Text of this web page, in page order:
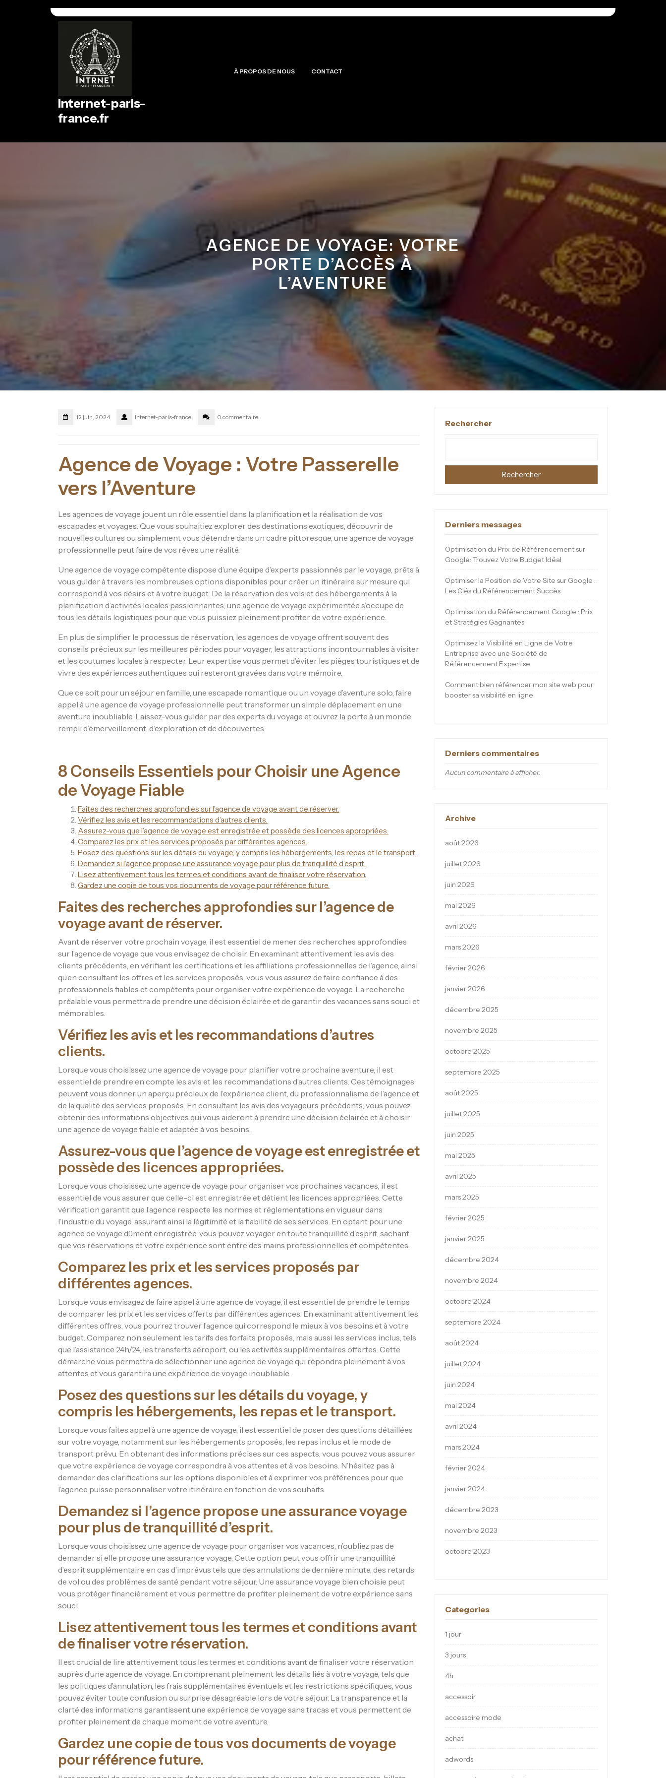
internet-paris-
france.fr
À PROPOS DE NOUS CONTACT
AGENCE DE VOYAGE: VOTRE
PORTE D’ACCÈS À
L’AVENTURE
12 juin, 2024 internet-paris-france 0 commentaire
Agence de Voyage : Votre Passerelle
vers l’Aventure
Les agences de voyage jouent un rôle essentiel dans la planification et la réalisation de vos
escapades et voyages. Que vous souhaitiez explorer des destinations exotiques, découvrir de
nouvelles cultures ou simplement vous détendre dans un cadre pittoresque, une agence de voyage
professionnelle peut faire de vos rêves une réalité.
Une agence de voyage compétente dispose d’une équipe d’experts passionnés par le voyage, prêts à
vous guider à travers les nombreuses options disponibles pour créer un itinéraire sur mesure qui
correspond à vos désirs et à votre budget. De la réservation des vols et des hébergements à la
planification d’activités locales passionnantes, une agence de voyage expérimentée s’occupe de
tous les détails logistiques pour que vous puissiez pleinement profiter de votre expérience.
En plus de simplifier le processus de réservation, les agences de voyage offrent souvent des
conseils précieux sur les meilleures périodes pour voyager, les attractions incontournables à visiter
et les coutumes locales à respecter. Leur expertise vous permet d’éviter les pièges touristiques et de
vivre des expériences authentiques qui resteront gravées dans votre mémoire.
Que ce soit pour un séjour en famille, une escapade romantique ou un voyage d’aventure solo, faire
appel à une agence de voyage professionnelle peut transformer un simple déplacement en une
aventure inoubliable. Laissez-vous guider par des experts du voyage et ouvrez la porte à un monde
rempli d’émerveillement, d’exploration et de découvertes.
8 Conseils Essentiels pour Choisir une Agence
de Voyage Fiable
Faites des recherches approfondies sur l’agence de voyage avant de réserver.
Vérifiez les avis et les recommandations d’autres clients.
Assurez-vous que l’agence de voyage est enregistrée et possède des licences appropriées.
Comparez les prix et les services proposés par différentes agences.
Posez des questions sur les détails du voyage, y compris les hébergements, les repas et le transport.
Demandez si l’agence propose une assurance voyage pour plus de tranquillité d’esprit.
Lisez attentivement tous les termes et conditions avant de finaliser votre réservation.
Gardez une copie de tous vos documents de voyage pour référence future.
Faites des recherches approfondies sur l’agence de
voyage avant de réserver.
Avant de réserver votre prochain voyage, il est essentiel de mener des recherches approfondies
sur l’agence de voyage que vous envisagez de choisir. En examinant attentivement les avis des
clients précédents, en vérifiant les certifications et les affiliations professionnelles de l’agence, ainsi
qu’en consultant les offres et les services proposés, vous vous assurez de faire confiance à des
professionnels fiables et compétents pour organiser votre expérience de voyage. La recherche
préalable vous permettra de prendre une décision éclairée et de garantir des vacances sans souci et
mémorables.
Vérifiez les avis et les recommandations d’autres
clients.
Lorsque vous choisissez une agence de voyage pour planifier votre prochaine aventure, il est
essentiel de prendre en compte les avis et les recommandations d’autres clients. Ces témoignages
peuvent vous donner un aperçu précieux de l’expérience client, du professionnalisme de l’agence et
de la qualité des services proposés. En consultant les avis des voyageurs précédents, vous pouvez
obtenir des informations objectives qui vous aideront à prendre une décision éclairée et à choisir
une agence de voyage fiable et adaptée à vos besoins.
Assurez-vous que l’agence de voyage est enregistrée et
possède des licences appropriées.
Lorsque vous choisissez une agence de voyage pour organiser vos prochaines vacances, il est
essentiel de vous assurer que celle-ci est enregistrée et détient les licences appropriées. Cette
vérification garantit que l’agence respecte les normes et réglementations en vigueur dans
l’industrie du voyage, assurant ainsi la légitimité et la fiabilité de ses services. En optant pour une
agence de voyage dûment enregistrée, vous pouvez voyager en toute tranquillité d’esprit, sachant
que vos réservations et votre expérience sont entre des mains professionnelles et compétentes.
Comparez les prix et les services proposés par
différentes agences.
Lorsque vous envisagez de faire appel à une agence de voyage, il est essentiel de prendre le temps
de comparer les prix et les services offerts par différentes agences. En examinant attentivement les
différentes offres, vous pourrez trouver l’agence qui correspond le mieux à vos besoins et à votre
budget. Comparez non seulement les tarifs des forfaits proposés, mais aussi les services inclus, tels
que l’assistance 24h/24, les transferts aéroport, ou les activités supplémentaires offertes. Cette
démarche vous permettra de sélectionner une agence de voyage qui répondra pleinement à vos
attentes et vous garantira une expérience de voyage inoubliable.
Posez des questions sur les détails du voyage, y
compris les hébergements, les repas et le transport.
Lorsque vous faites appel à une agence de voyage, il est essentiel de poser des questions détaillées
sur votre voyage, notamment sur les hébergements proposés, les repas inclus et le mode de
transport prévu. En obtenant des informations précises sur ces aspects, vous pouvez vous assurer
que votre expérience de voyage correspondra à vos attentes et à vos besoins. N’hésitez pas à
demander des clarifications sur les options disponibles et à exprimer vos préférences pour que
l’agence puisse personnaliser votre itinéraire en fonction de vos souhaits.
Demandez si l’agence propose une assurance voyage
pour plus de tranquillité d’esprit.
Lorsque vous choisissez une agence de voyage pour organiser vos vacances, n’oubliez pas de
demander si elle propose une assurance voyage. Cette option peut vous offrir une tranquillité
d’esprit supplémentaire en cas d’imprévus tels que des annulations de dernière minute, des retards
de vol ou des problèmes de santé pendant votre séjour. Une assurance voyage bien choisie peut
vous protéger financièrement et vous permettre de profiter pleinement de votre expérience sans
souci.
Lisez attentivement tous les termes et conditions avant
de finaliser votre réservation.
Il est crucial de lire attentivement tous les termes et conditions avant de finaliser votre réservation
auprès d’une agence de voyage. En comprenant pleinement les détails liés à votre voyage, tels que
les politiques d’annulation, les frais supplémentaires éventuels et les restrictions spécifiques, vous
pouvez éviter toute confusion ou surprise désagréable lors de votre séjour. La transparence et la
clarté des informations garantissent une expérience de voyage sans tracas et vous permettent de
profiter pleinement de chaque moment de votre aventure.
Gardez une copie de tous vos documents de voyage
pour référence future.
Rechercher
Rechercher
Derniers messages
Optimisation du Prix de Référencement sur
Google: Trouvez Votre Budget Idéal
Optimiser la Position de Votre Site sur Google :
Les Clés du Référencement Succès
Optimisation du Référencement Google : Prix
et Stratégies Gagnantes
Optimisez la Visibilité en Ligne de Votre
Entreprise avec une Société de
Référencement Expertise
Comment bien référencer mon site web pour
booster sa visibilité en ligne
Derniers commentaires
Aucun commentaire à afficher.
Archive
août 2026
juillet 2026
juin 2026
mai 2026
avril 2026
mars 2026
février 2026
janvier 2026
décembre 2025
novembre 2025
octobre 2025
septembre 2025
août 2025
juillet 2025
juin 2025
mai 2025
avril 2025
mars 2025
février 2025
janvier 2025
décembre 2024
novembre 2024
octobre 2024
septembre 2024
août 2024
juillet 2024
juin 2024
mai 2024
avril 2024
mars 2024
février 2024
janvier 2024
décembre 2023
novembre 2023
octobre 2023
Categories
1 jour
3 jours
4h
accessoir
accessoire mode
achat
adwords